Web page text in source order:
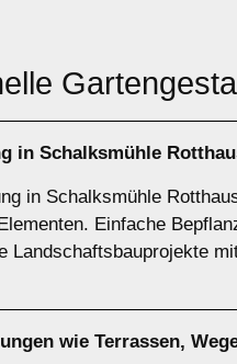
in Schalksmühle
in Schalksmühle
Einfache
Landschaftsbauprojekte
wie Terrassen,